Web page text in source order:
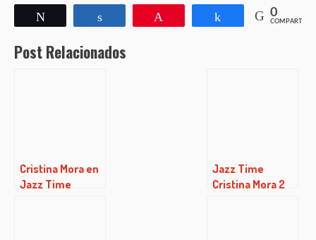
Compartir Compartir
0
COMPARTIR
Post Relacionados
Cristina Mora en
Jazz Time
Jazz Time
Cristina Mora 2